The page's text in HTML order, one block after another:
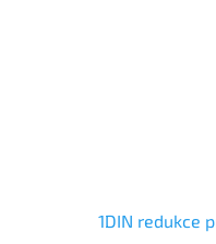
1DIN redukce